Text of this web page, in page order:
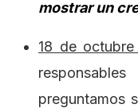
mostrar un
18 de
preguntamos